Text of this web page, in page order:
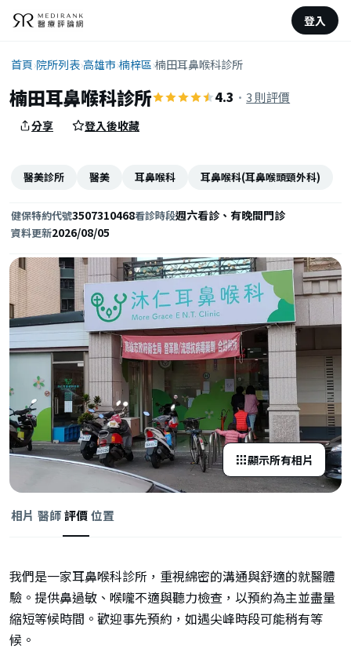
登入
首頁›院所列表›高雄市›楠梓區›楠田耳鼻喉科診所
楠田耳鼻喉科診所 4.3 ·3 則評價
分享 登入後收藏
醫美診所 醫美 耳鼻喉科 耳鼻喉科(耳鼻喉頭頸外科)
健保特約代號3507310468看診時段週六看診、有晚間門診
資料更新2026/08/05
顯示所有相片
相片 醫師評價位置
我們是一家耳鼻喉科診所，重視綿密的溝通與舒適的就醫體
驗。提供鼻過敏、喉嚨不適與聽力檢查，以預約為主並盡量
縮短等候時間。歡迎事先預約，如遇尖峰時段可能稍有等
候。